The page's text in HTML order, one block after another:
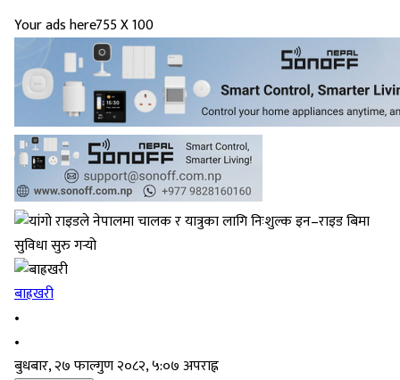
Your ads here755 X 100
बाह्रखरी
•
•
बुधबार, २७ फाल्गुण २०८२, ५:०७ अपराह्न